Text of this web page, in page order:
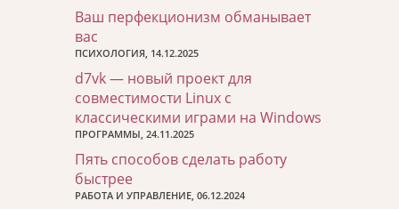
Ваш перфекционизм обманывает
вас
ПСИХОЛОГИЯ, 14.12.2025
d7vk — новый проект для
совместимости Linux с
классическими играми на Windows
ПРОГРАММЫ, 24.11.2025
Пять способов сделать работу
быстрее
РАБОТА И УПРАВЛЕНИЕ, 06.12.2024